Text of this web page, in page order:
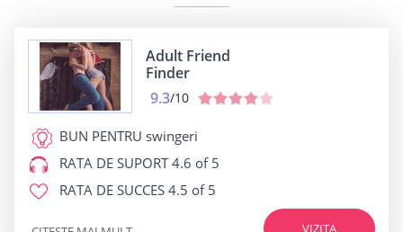
Adult Friend
Finder
9.3/10
BUN PENTRU swingeri
RATA DE SUPORT4.6 of 5
RATA DE SUCCES 4.5 of 5
VIZITA